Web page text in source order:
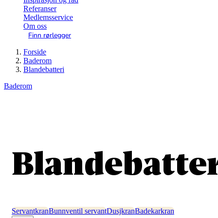
Referanser
Medlemsservice
Om oss
Finn rørlegger
Forside
Baderom
Blandebatteri
Baderom
ServantkranBunnventil servantDusjkranBadekarkran